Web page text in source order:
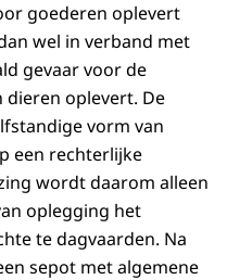
goederen oplevert
wel in verband met
gevaar voor de
dieren oplevert. De
vorm van
een rechterlijke
wordt daarom alleen
oplegging het
te dagvaarden. Na
sepot met algemene